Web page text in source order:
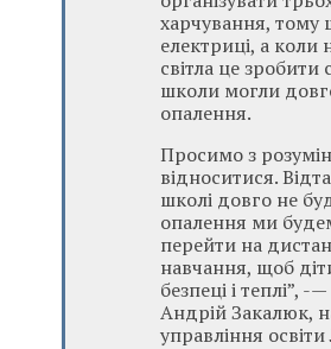
харчування, тому
електриці, а коли
світла це зробити
школи могли
опалення.
Просимо з
відноситися.
школі довго не
опалення ми
перейти на
навчання, щоб
безпеці і теплі”, -
Андрій Закалюк,
управління